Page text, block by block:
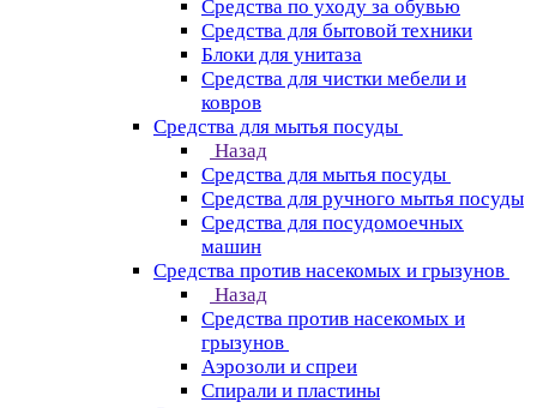
Средства по уходу за обувью
Средства для бытовой техники
Блоки для унитаза
Средства для чистки мебели и
ковров
Средства для мытья посуды
Назад
Средства для мытья посуды
Средства для ручного мытья посуды
Средства для посудомоечных
машин
Средства против насекомых и грызунов
Назад
Средства против насекомых и
грызунов
Аэрозоли и спреи
Спирали и пластины